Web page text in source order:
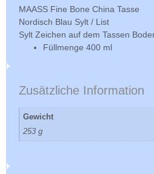
MAASS Fine Bone China Tasse
Nordisch Blau Sylt / List
Sylt Zeichen auf dem Tassen
Füllmenge 400 ml
Zusätzliche Information
Gewicht
253 g